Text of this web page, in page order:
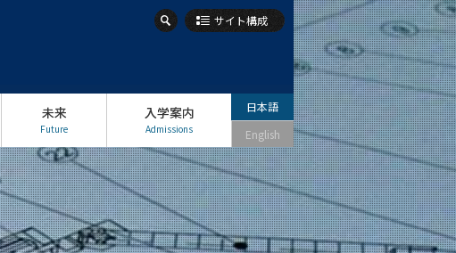
サイト構成
未来
Future
入学案内
Admissions
日本語
English